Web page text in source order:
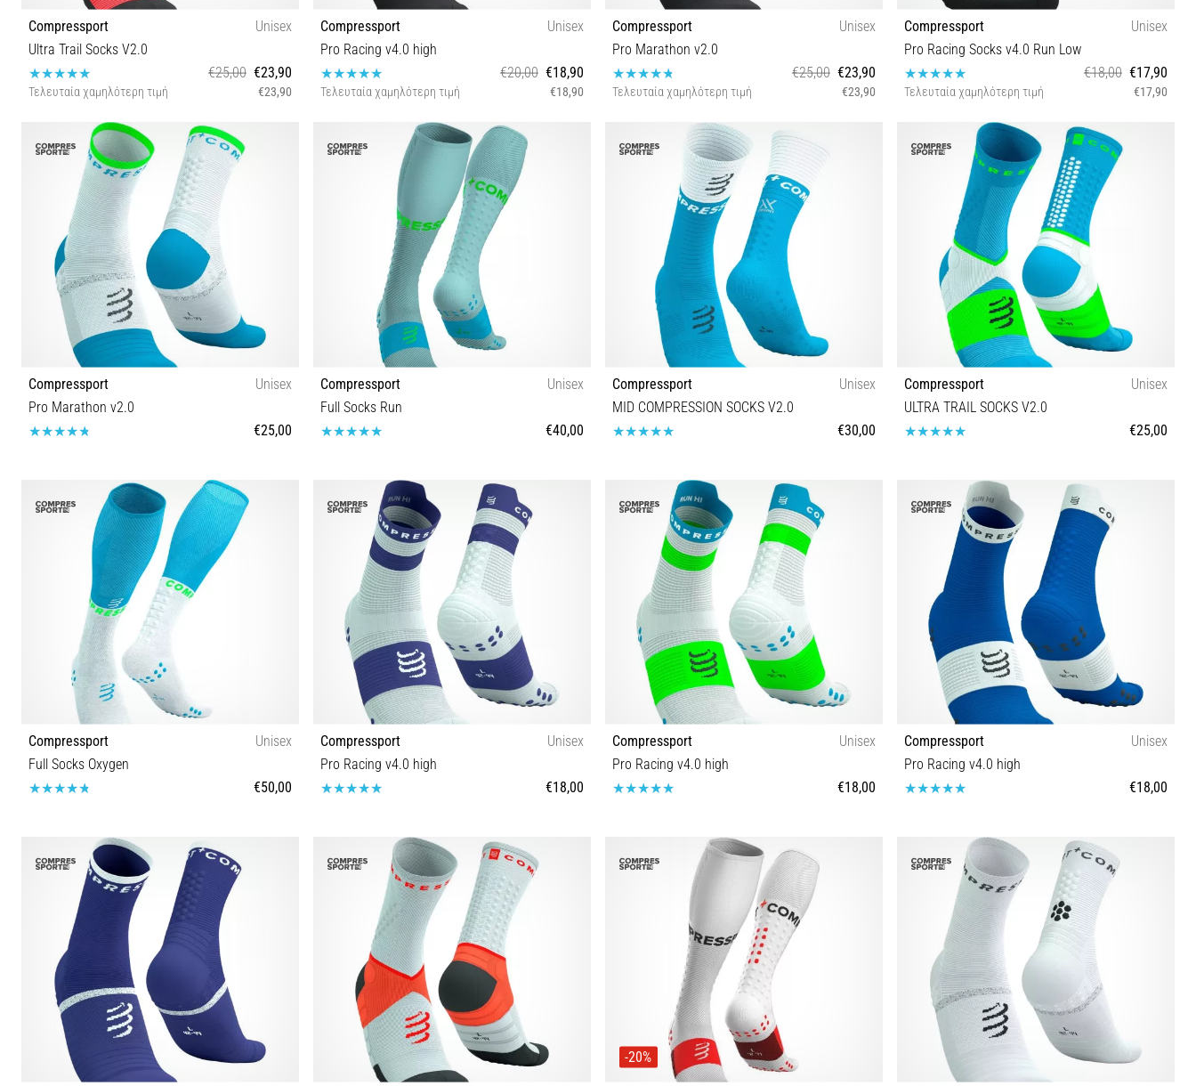
Compressport
Unisex
Ultra Trail Socks V2.0
€25,00 €23,90
Τελευταία χαμηλότερη τιμή €23,90
T1 T2
Compressport
Unisex
Pro Racing v4.0 high
€20,00 €18,90
Τελευταία χαμηλότερη τιμή €18,90
T1 T2 T3 T4
Compressport
Unisex
Pro Marathon v2.0
€25,00 €23,90
Τελευταία χαμηλότερη τιμή €23,90
T1 T2 T3 T4
Compressport
Unisex
Pro Racing Socks v4.0 Run Low
€18,00 €17,90
Τελευταία χαμηλότερη τιμή €17,90
T1 T2
Compressport
Unisex
Pro Marathon v2.0
€25,00
T1 T2 T3 T4
Compressport
Unisex
Full Socks Run
€40,00
T1 T2 T3 T4
Compressport
Unisex
MID COMPRESSION SOCKS V2.0
€30,00
T1 T2 T3 T4
Compressport
Unisex
ULTRA TRAIL SOCKS V2.0
€25,00
Compressport
Unisex
Full Socks Oxygen
€50,00
T1 T2 T3
Compressport
Unisex
Pro Racing v4.0 high
€18,00
T1 T2 T3 T4
Compressport
Unisex
Pro Racing v4.0 high
€18,00
T1 T2 T3
Compressport
Unisex
Pro Racing v4.0 high
€18,00
T1 T2 T3 T4
-20%